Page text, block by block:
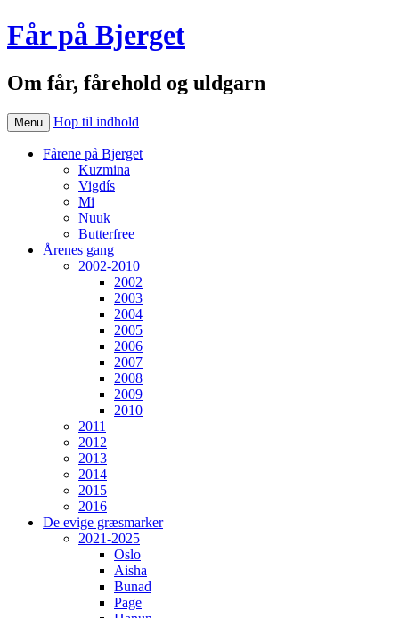
Får på Bjerget
Om får, fårehold og uldgarn
Menu Hop til indhold
Fårene på Bjerget
Kuzmina
Vigdís
Mi
Nuuk
Butterfree
Årenes gang
2002-2010
2002
2003
2004
2005
2006
2007
2008
2009
2010
2011
2012
2013
2014
2015
2016
De evige græsmarker
2021-2025
Oslo
Aisha
Bunad
Page